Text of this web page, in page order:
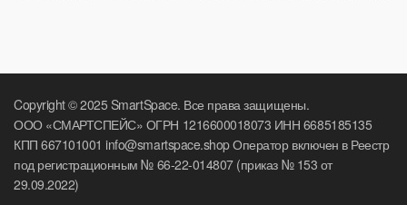
Copyright © 2025 SmartSpace. Все права защищены.
ООО «СМАРТСПЕЙС» ОГРН 1216600018073 ИНН 6685185135
КПП 667101001 info@smartspace.shop Оператор включен в Реестр
под регистрационным № 66-22-014807 (приказ № 153 от
29.09.2022)